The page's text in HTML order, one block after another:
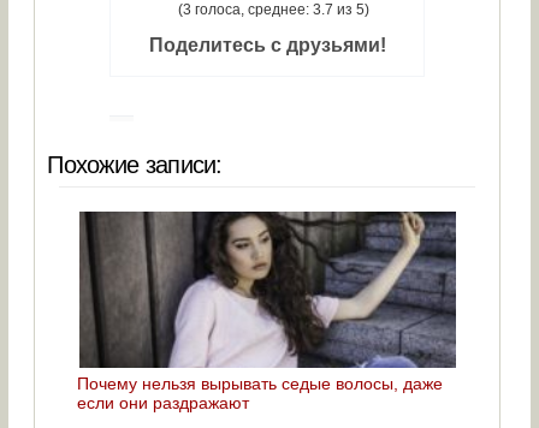
(3 голоса, среднее: 3.7 из 5)
Поделитесь с друзьями!
Похожие записи:
Почему нельзя вырывать седые волосы, даже
если они раздражают